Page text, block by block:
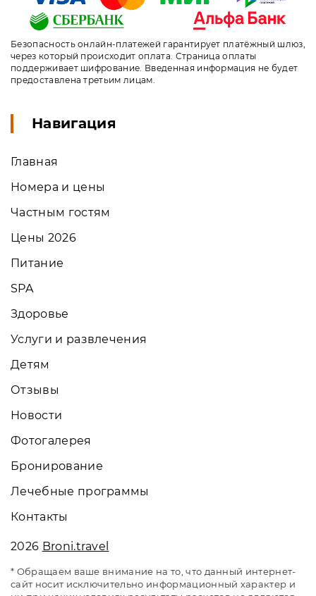
Безопасность онлайн-платежей гарантирует платёжный шлюз,
через который происходит оплата. Страница оплаты
поддерживает шифрование. Введенная информация не будет
предоставлена третьим лицам.
Навигация
Главная
Номера и цены
Частным гостям
Цены 2026
Питание
SPA
Здоровье
Услуги и развлечения
Детям
Отзывы
Новости
Фотогалерея
Бронирование
Лечебные программы
Контакты
2026 Broni.travel
* Обращаем ваше внимание на то, что данный интернет-
сайт носит исключительно информационный характер и